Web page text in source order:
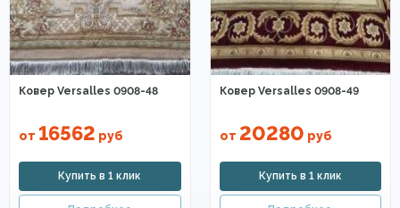
Ковер Versalles 0908-48
от 16562 руб
Ковер Versalles 0908-49
от 20280 руб